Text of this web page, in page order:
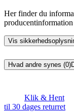
Her finder du
producentinformation
Vis
Hvad andre synes (0)
Klik & Hent
til 30 dages returret